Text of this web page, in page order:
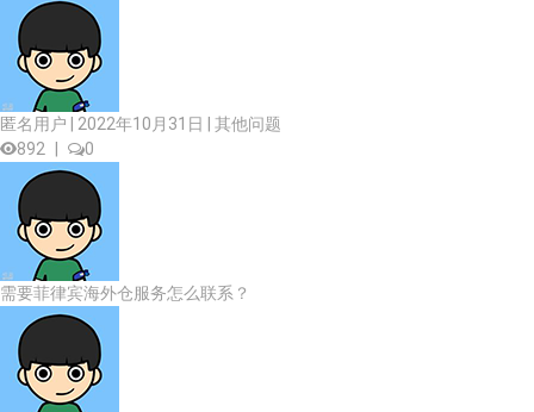
匿名用户 | 2022年10月31日 | 其他问题
892
0
需要菲律宾海外仓服务怎么联系？